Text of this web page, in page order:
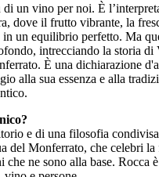
un vino per noi. È
dove il frutto vibrante, la
in un equilibrio perfetto. Ma
intrecciando la storia di
È una dichiarazione
alla sua essenza e alla
e di una filosofia
del Monferrato, che celebri la
che ne sono alla base. Rocca